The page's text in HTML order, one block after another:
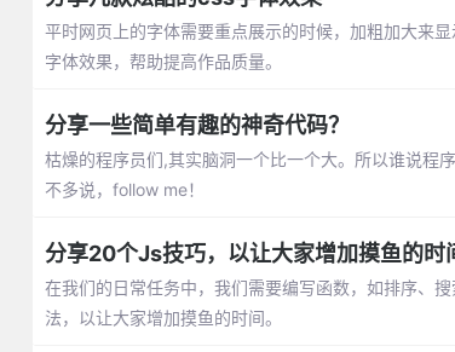
平时网页上的字体需要重点展示的时候，加粗加大来
字体效果，帮助提高作品质量。
分享一些简单有趣的神奇代码？
枯燥的程序员们,其实脑洞一个比一个大。所以谁说程
不多说，follow me！
分享20个Js技巧，以让大家增加摸鱼的时
在我们的日常任务中，我们需要编写函数，如排序、
法，以让大家增加摸鱼的时间。